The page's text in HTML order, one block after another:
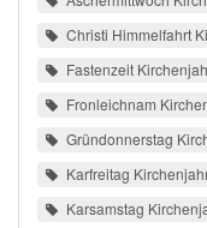
Christi Himmelfahrt
Fastenzeit
Fronleichnam
Gründonnerstag
Karfreitag
Karsamstag